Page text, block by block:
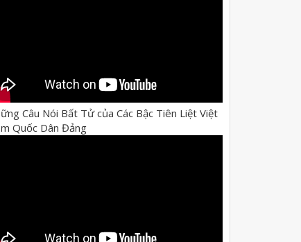
Câu Nói Bất Tử của Các Bậc Tiên Liệt Việt
Quốc Dân Đảng